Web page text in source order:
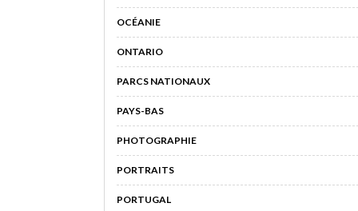
OCÉANIE
ONTARIO
PARCS NATIONAUX
PAYS-BAS
PHOTOGRAPHIE
PORTRAITS
PORTUGAL